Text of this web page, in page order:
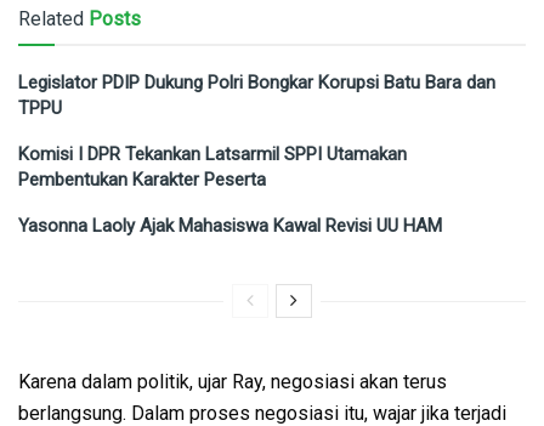
Related Posts
Legislator PDIP Dukung Polri Bongkar Korupsi Batu Bara dan
TPPU
Komisi I DPR Tekankan Latsarmil SPPI Utamakan
Pembentukan Karakter Peserta
Yasonna Laoly Ajak Mahasiswa Kawal Revisi UU HAM
Karena dalam politik, ujar Ray, negosiasi akan terus
berlangsung. Dalam proses negosiasi itu, wajar jika terjadi